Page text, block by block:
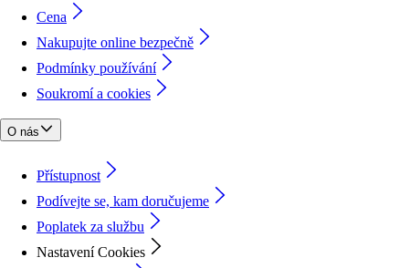
Cena
Nakupujte online bezpečně
Podmínky používání
Soukromí a cookies
O nás
Přístupnost
Podívejte se, kam doručujeme
Poplatek za službu
Nastavení Cookies